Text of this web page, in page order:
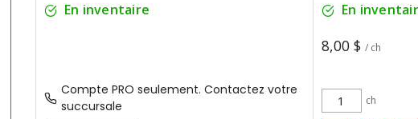
En inventaire
Compte PRO seulement. Contactez votre
succursale
En
8,00 $ / ch
ch